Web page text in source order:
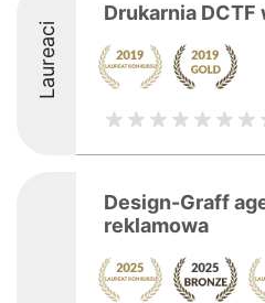
Laureaci
Drukarnia
Design-Graff
reklamowa